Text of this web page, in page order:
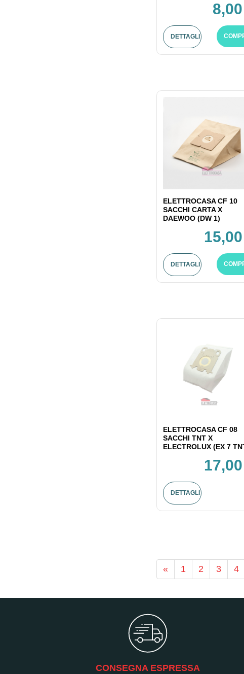
DETTAGLI
ELETTROCASA CF 10
SACCHI CARTA X
DAEWOO (DW 1)
DETTAGLI
ELETTROCASA CF 08
SACCHI TNT X
ELECTROLUX (EX 7
DETTAGLI
« 1 2 3 4
CONSEGNA ESPRESSA